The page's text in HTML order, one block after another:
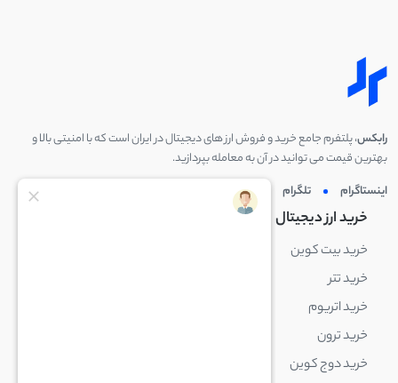
رابکس، پلتفرم جامع خرید و فروش ارز های دیجیتال در ایران است که با امنیتی بالا و
بهترین قیمت می توانید در آن به معامله بپردازید.
اینستاگرام
تلگرام توئیتر
خرید ارز دیجیتال
خرید بیت کوین
خرید تتر
خرید اتریوم
خرید ترون
خرید دوج کوین